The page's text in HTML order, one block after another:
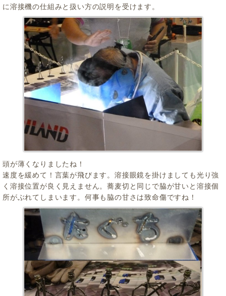
に溶接機の仕組みと扱い方の説明を受けます。
頭が薄くなりましたね！
速度を緩めて！言葉が飛びます。溶接眼鏡を掛けましても光り強
く溶接位置が良く見えません。蕎麦切と同じで脇が甘いと溶接個
所がぶれてしまいます。何事も脇の甘さは致命傷ですね！